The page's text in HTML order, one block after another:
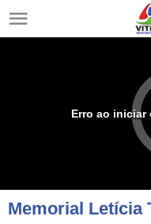
Erro ao iniciar
Memorial Letícia